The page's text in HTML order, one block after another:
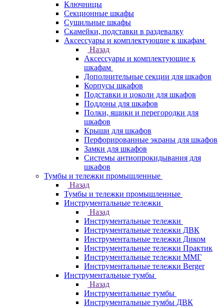
Ключницы
Секционные шкафы
Сушильные шкафы
Скамейки, подставки в раздевалку
Аксессуары и комплектующие к шкафам
Назад
Аксессуары и комплектующие к
шкафам
Дополнительные секции для шкафов
Корпусы шкафов
Подставки и цоколи для шкафов
Поддоны для шкафов
Полки, ящики и перегородки для
шкафов
Крыши для шкафов
Перфорированные экраны для шкафов
Замки для шкафов
Системы антиопрокидывания для
шкафов
Тумбы и тележки промышленные
Назад
Тумбы и тележки промышленные
Инструментальные тележки
Назад
Инструментальные тележки
Инструментальные тележки ДВК
Инструментальные тележки Диком
Инструментальные тележки Практик
Инструментальные тележки ММГ
Инструментальные тележки Berger
Инструментальные тумбы
Назад
Инструментальные тумбы
Инструментальные тумбы ДВК